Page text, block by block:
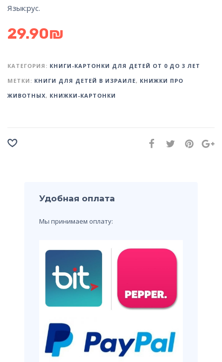
Язык:рус.
29.90₪
КАТЕГОРИЯ: КНИГИ-КАРТОНКИ ДЛЯ ДЕТЕЙ ОТ 0 ДО 3 ЛЕТ
МЕТКИ: КНИГИ ДЛЯ ДЕТЕЙ В ИЗРАИЛЕ, КНИЖКИ ПРО
ЖИВОТНЫХ, КНИЖКИ-КАРТОНКИ
Удобная оплата
Мы принимаем оплату: